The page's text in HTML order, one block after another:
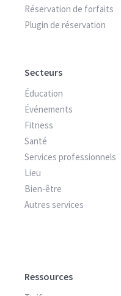
Réservation de forfaits
Plugin de réservation
Secteurs
Éducation
Événements
Fitness
Santé
Services professionnels
Lieu
Bien-être
Autres services
Ressources